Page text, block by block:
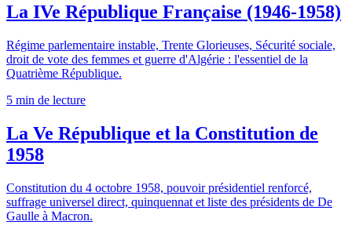
La IVe République Française (1946-1958)
Régime parlementaire instable, Trente Glorieuses, Sécurité sociale,
droit de vote des femmes et guerre d'Algérie : l'essentiel de la
Quatrième République.
5 min de lecture
La Ve République et la Constitution de
1958
Constitution du 4 octobre 1958, pouvoir présidentiel renforcé,
suffrage universel direct, quinquennat et liste des présidents de De
Gaulle à Macron.